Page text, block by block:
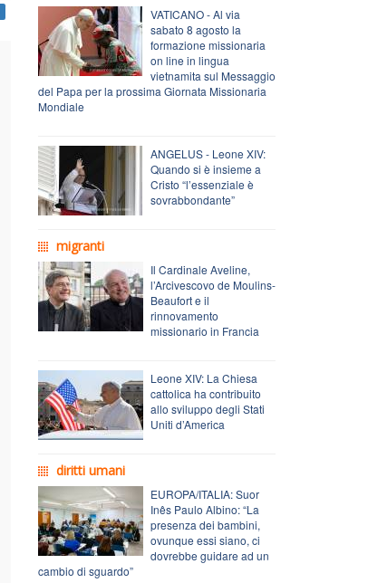
VATICANO - Al via
sabato 8 agosto la
formazione missionaria
on line in lingua
vietnamita sul Messaggio
del Papa per la prossima Giornata Missionaria
Mondiale
ANGELUS - Leone XIV:
Quando si è insieme a
Cristo “l’essenziale è
sovrabbondante”
migranti
Il Cardinale Aveline,
l’Arcivescovo de Moulins-
Beaufort e il
rinnovamento
missionario in Francia
Leone XIV: La Chiesa
cattolica ha contribuito
allo sviluppo degli Stati
Uniti d’America
diritti umani
EUROPA/ITALIA: Suor
Inês Paulo Albino: “La
presenza dei bambini,
ovunque essi siano, ci
dovrebbe guidare ad un
cambio di sguardo”